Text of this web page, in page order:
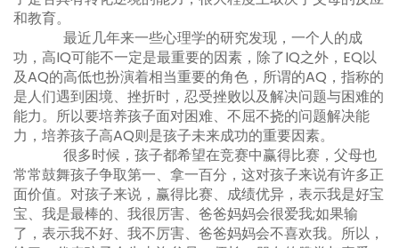
和教育。
最近几年来一些心理学的研究发现，一个人的成
功，高IQ可能不一定是最重要的因素，除了IQ之外，EQ以
及AQ的高低也扮演着相当重要的角色，所谓的AQ，指称的
是人们遇到困境、挫折时，忍受挫败以及解决问题与困难的
能力。所以要培养孩子面对困难、不屈不挠的问题解决能
力，培养孩子高AQ则是孩子未来成功的重要因素。
很多时候，孩子都希望在竞赛中赢得比赛，父母也
常常鼓舞孩子争取第一、拿一百分，这对孩子来说有许多正
面价值。对孩子来说，赢得比赛、成绩优异，表示我是好宝
宝、我是最棒的、我很厉害、爸爸妈妈会很爱我;如果输
了，表示我不好、我不厉害、爸爸妈妈会不喜欢我。所以，